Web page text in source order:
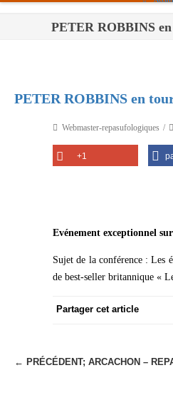
PETER ROBBINS
PETER ROBBINS en
Webmaster-repasufologiques
+1
Evénement exceptionnel
Sujet de la conférence : Les
de best-seller britannique «
Partager cet article
N
← PRÉCÉDENT; ARCACHON –